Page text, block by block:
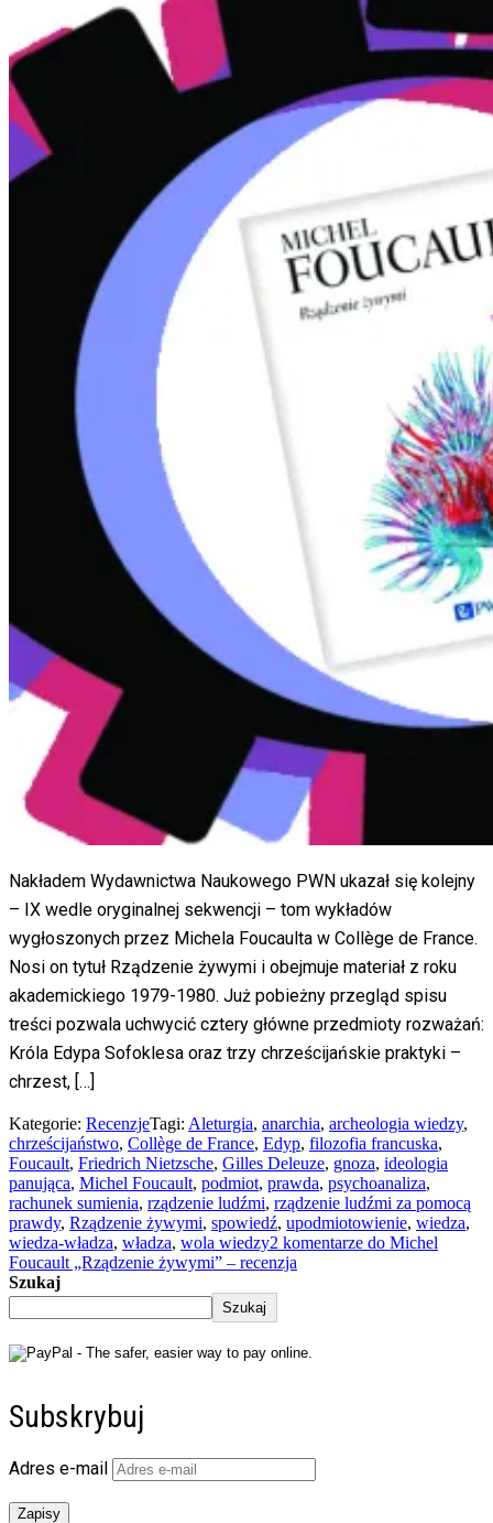
Nakładem Wydawnictwa Naukowego PWN ukazał się kolejny
– IX wedle oryginalnej sekwencji – tom wykładów
wygłoszonych przez Michela Foucaulta w Collège de France.
Nosi on tytuł Rządzenie żywymi i obejmuje materiał z roku
akademickiego 1979-1980. Już pobieżny przegląd spisu
treści pozwala uchwycić cztery główne przedmioty rozważań:
Króla Edypa Sofoklesa oraz trzy chrześcijańskie praktyki –
chrzest, […]
Kategorie: RecenzjeTagi: Aleturgia, anarchia, archeologia wiedzy,
chrześcijaństwo, Collège de France, Edyp, filozofia francuska,
Foucault, Friedrich Nietzsche, Gilles Deleuze, gnoza, ideologia
panująca, Michel Foucault, podmiot, prawda, psychoanaliza,
rachunek sumienia, rządzenie ludźmi, rządzenie ludźmi za pomocą
prawdy, Rządzenie żywymi, spowiedź, upodmiotowienie, wiedza,
wiedza-władza, władza, wola wiedzy2 komentarze do Michel
Foucault „Rządzenie żywymi” – recenzja
Szukaj
Szukaj
Subskrybuj
Adres e-mail
Zapisy